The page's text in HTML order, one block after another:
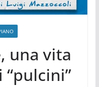
una vita